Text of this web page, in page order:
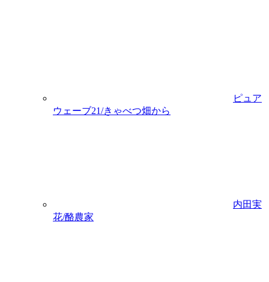
ピュア
ウェーブ21/きゃべつ畑から
内田実
花/酪農家